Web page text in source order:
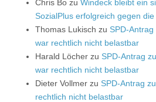
Chris Bo zu Windeck bleibt ein
SozialPlus erfolgreich gegen
Thomas Lukisch zu SPD-
war rechtlich nicht belastbar
Harald Löcher zu SPD-Antrag
war rechtlich nicht belastbar
Dieter Vollmer zu SPD-Antrag
rechtlich nicht belastbar